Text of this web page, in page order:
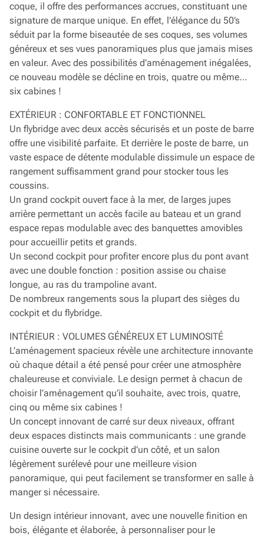
coque, il offre des performances accrues, constituant une
signature de marque unique. En effet, l’élégance du 50’s
séduit par la forme biseautée de ses coques, ses volumes
généreux et ses vues panoramiques plus que jamais mises
en valeur. Avec des possibilités d’aménagement inégalées,
ce nouveau modèle se décline en trois, quatre ou même…
six cabines !
EXTÉRIEUR : CONFORTABLE ET FONCTIONNEL
Un flybridge avec deux accès sécurisés et un poste de barre
offre une visibilité parfaite. Et derrière le poste de barre, un
vaste espace de détente modulable dissimule un espace de
rangement suffisamment grand pour stocker tous les
coussins.
Un grand cockpit ouvert face à la mer, de larges jupes
arrière permettant un accès facile au bateau et un grand
espace repas modulable avec des banquettes amovibles
pour accueillir petits et grands.
Un second cockpit pour profiter encore plus du pont avant
avec une double fonction : position assise ou chaise
longue, au ras du trampoline avant.
De nombreux rangements sous la plupart des sièges du
cockpit et du flybridge.
INTÉRIEUR : VOLUMES GÉNÉREUX ET LUMINOSITÉ
L’aménagement spacieux révèle une architecture innovante
où chaque détail a été pensé pour créer une atmosphère
chaleureuse et conviviale. Le design permet à chacun de
choisir l’aménagement qu’il souhaite, avec trois, quatre,
cinq ou même six cabines !
Un concept innovant de carré sur deux niveaux, offrant
deux espaces distincts mais communicants : une grande
cuisine ouverte sur le cockpit d’un côté, et un salon
légèrement surélevé pour une meilleure vision
panoramique, qui peut facilement se transformer en salle à
manger si nécessaire.
Un design intérieur innovant, avec une nouvelle finition en
bois, élégante et élaborée, à personnaliser pour le